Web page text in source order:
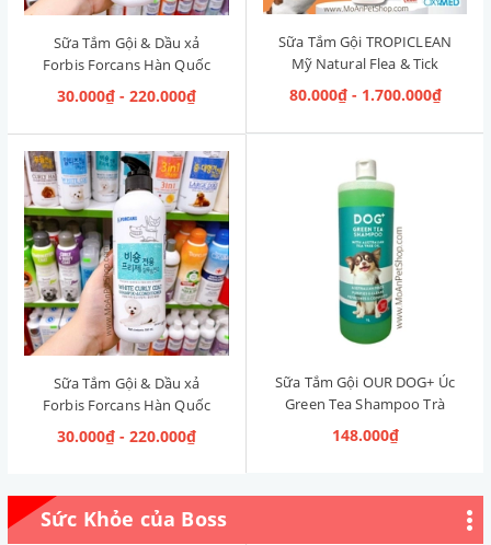
Sữa Tắm Gội & Dầu xả
Forbis Forcans Hàn Quốc
Curly Hair [Lông xoăn]
30.000₫ - 220.000₫
Sữa Tắm Gội TROPICLEAN
Mỹ Natural Flea & Tick
Maximum Strength [Phòng
& Diệt Ve Rận]
80.000₫ - 1.700.000₫
Sữa Tắm Gội & Dầu xả
Forbis Forcans Hàn Quốc
White Curly Coat [Lông
Trắng Xoăn]
30.000₫ - 220.000₫
Sữa Tắm Gội OUR DOG+ Úc
Green Tea Shampoo Trà
Xanh 1L
148.000₫
Sức Khỏe của Boss